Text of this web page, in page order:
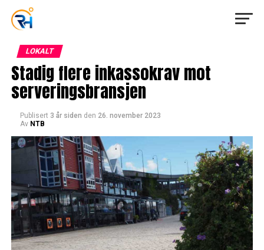
LOKALT
Stadig flere inkassokrav mot
serveringsbransjen
Publisert 3 år siden den 26. november 2023
Av NTB